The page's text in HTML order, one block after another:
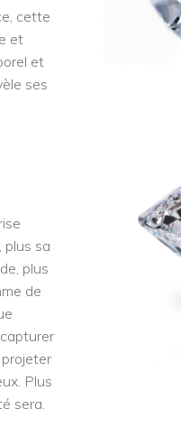
cette
et
et
ses
plus sa
plus
de
Plus
sera.